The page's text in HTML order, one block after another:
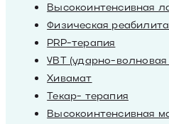
Высокоинтенсивная
Физическая
PRP-терапия
УВТ (ударно-волновая
Хивамат
Текар- терапия
Высокоинтенсивная